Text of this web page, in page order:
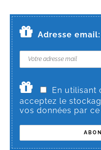
Adresse email:
En utilisant
acceptez le
vos données par ce